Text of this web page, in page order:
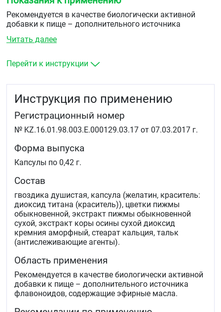
Рекомендуется в качестве биологически активной
добавки к пище – дополнительного источника
Читать далее
Перейти к инструкции
Инструкция по применению
Регистрационный номер
№ KZ.16.01.98.003.Е.000129.03.17 от 07.03.2017 г.
Форма выпуска
Капсулы по 0,42 г.
Состав
гвоздика душистая, капсула (желатин, краситель:
диоксид титана (краситель)), цветки пижмы
обыкновенной, экстракт пижмы обыкновенной
сухой, экстракт коры осины сухой диоксид
кремния аморфный, стеарат кальция, тальк
(антислеживающие агенты).
Область применения
Рекомендуется в качестве биологически активной
добавки к пище – дополнительного источника
флавоноидов, содержащие эфирные масла.